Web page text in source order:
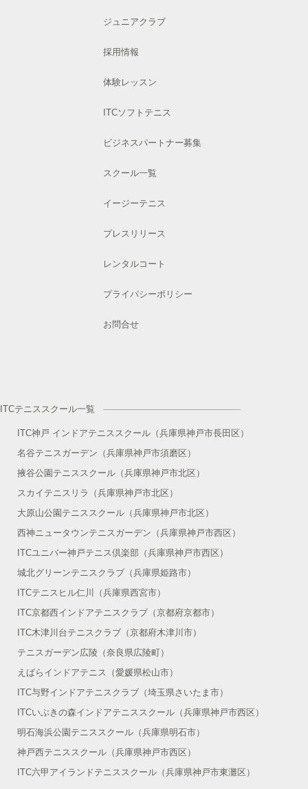
ジュニアクラブ
採用情報
体験レッスン
ITCソフトテニス
ビジネスパートナー募集
スクール一覧
イージーテニス
プレスリリース
レンタルコート
プライバシーポリシー
お問合せ
ITCテニススクール一覧
ITC神戸 インドアテニススクール（兵庫県神戸市長田区）
名谷テニスガーデン（兵庫県神戸市須磨区）
掖谷公園テニススクール（兵庫県神戸市北区）
スカイテニスリラ（兵庫県神戸市北区）
大原山公園テニススクール（兵庫県神戸市北区）
西神ニュータウンテニスガーデン（兵庫県神戸市西区）
ITCユニバー神戸テニス倶楽部（兵庫県神戸市西区）
城北グリーンテニスクラブ（兵庫県姫路市）
ITCテニスヒル仁川（兵庫県西宮市）
ITC京都西インドアテニスクラブ（京都府京都市）
ITC木津川台テニスクラブ（京都府木津川市）
テニスガーデン広陵（奈良県広陵町）
えばらインドアテニス（愛媛県松山市）
ITC与野インドアテニスクラブ（埼玉県さいたま市）
ITCいぶきの森インドアテニススクール（兵庫県神戸市西区）
明石海浜公園テニススクール（兵庫県明石市）
神戸西テニススクール（兵庫県神戸市西区）
ITC六甲アイランドテニススクール（兵庫県神戸市東灘区）